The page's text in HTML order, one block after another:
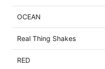
OCEAN
Real Thing Shakes
RED